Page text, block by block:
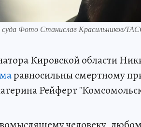
Фото Станислав Красильников/
Кировской области
равносильны смертному
Рейферт